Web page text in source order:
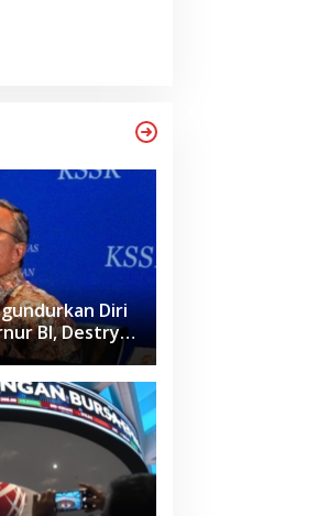
Diri
BI, Destry
Sementara